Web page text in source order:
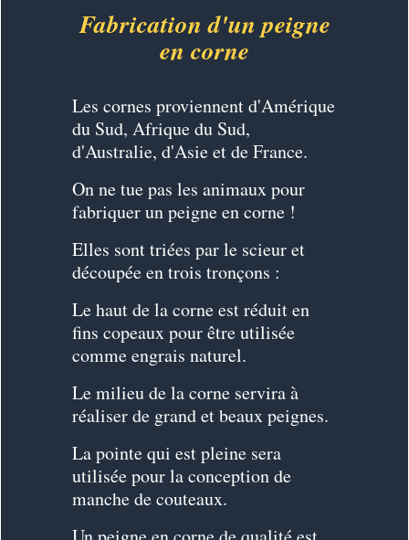
Fabrication d'un peigne
en corne
Les cornes proviennent d'Amérique
du Sud, Afrique du Sud,
d'Australie, d'Asie et de France.
On ne tue pas les animaux pour
fabriquer un peigne en corne !
Elles sont triées par le scieur et
découpée en trois tronçons :
Le haut de la corne est réduit en
fins copeaux pour être utilisée
comme engrais naturel.
Le milieu de la corne servira à
réaliser de grand et beaux peignes.
La pointe qui est pleine sera
utilisée pour la conception de
manche de couteaux.